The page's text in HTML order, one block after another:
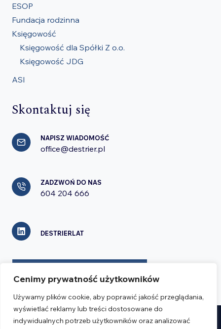
Cenimy prywatność użytkowników
Używamy plików cookie, aby poprawić jakość przeglądania,
wyświetlać reklamy lub treści dostosowane do
indywidualnych potrzeb użytkowników oraz analizować
ESOP
Fundacja rodzinna
Księgowość
Księgowość dla Spółki Z o.o.
Księgowość JDG
ASI
Skontaktuj się
NAPISZ WIADOMOŚĆ
office@destrier.pl
ZADZWOŃ DO NAS
604 204 666
DESTRIERLAT
FORMULARZ KONTAKTOWY